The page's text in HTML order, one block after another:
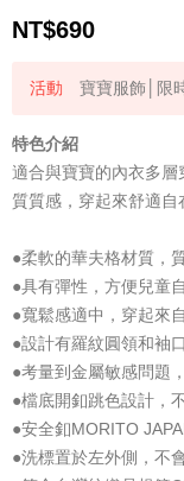
NT$690
寶寶服飾│限
特色介紹
適合與寶寶的內衣多
質質感，穿起來舒適自
●柔軟的華夫格材質，
●具有彈性，方便兒童
●寬鬆感適中，穿起來
●設計有羅紋圓領和袖
●考量到金屬敏感問題
●檔底開釦跳色設計，
●安全釦MORITO
●洗標置於左外側，不